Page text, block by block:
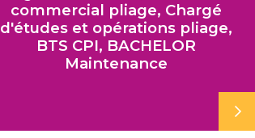
commercial pliage, Chargé
d'études et opérations pliage,
BTS CPI, BACHELOR
Maintenance